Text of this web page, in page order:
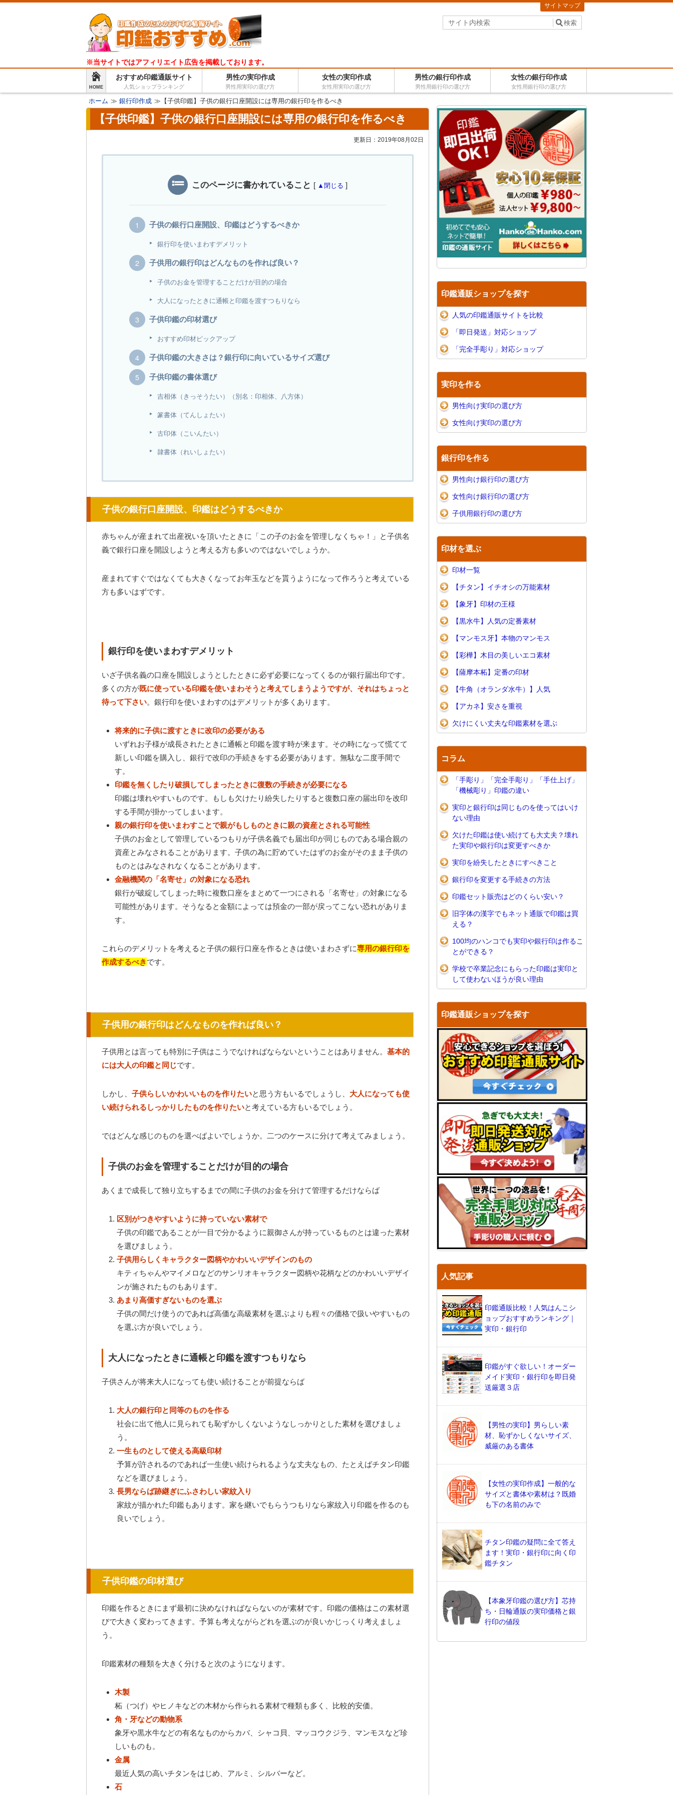
※当サイトではアフィリエイト広告を掲載しております。
HOME
おすすめ印鑑通販サイト
人気ショップランキング
男性の実印作成
男性用実印の選び方
女性の実印作成
女性用実印の選び方
男性の銀行印作成
男性用銀行印の選び方
女性の銀行印作成
女性用銀行印の選び方
サイトマップ
ホーム ≫ 銀行印作成 ≫【子供印鑑】子供の銀行口座開設には専用の銀行印を作るべき
【子供印鑑】子供の銀行口座開設には専用の銀行印を作るべき
更新日： 2019年08月02日
このページに書かれていること [ ▲閉じる ]
子供の銀行口座開設、印鑑はどうするべきか
銀行印を使いまわすデメリット
子供用の銀行印はどんなものを作れば良い？
子供のお金を管理することだけが目的の場合
大人になったときに通帳と印鑑を渡すつもりなら
子供印鑑の印材選び
おすすめ印材ピックアップ
子供印鑑の大きさは？銀行印に向いているサイズ選び
子供印鑑の書体選び
吉相体（きっそうたい）（別名：印相体、八方体）
篆書体（てんしょたい）
古印体（こいんたい）
隷書体（れいしょたい）
子供の銀行口座開設、印鑑はどうするべきか
赤ちゃんが産まれて出産祝いを頂いたときに「この子のお金を管理しなくちゃ！」と子供名
義で銀行口座を開設しようと考える方も多いのではないでしょうか。
産まれてすぐではなくても大きくなってお年玉などを貰うようになって作ろうと考えている
方も多いはずです。
銀行印を使いまわすデメリット
いざ子供名義の口座を開設しようとしたときに必ず必要になってくるのが銀行届出印です。
多くの方が既に使っている印鑑を使いまわそうと考えてしまうようですが、それはちょっと
待って下さい。銀行印を使いまわすのはデメリットが多くあります。
将来的に子供に渡すときに改印の必要がある
いずれお子様が成長されたときに通帳と印鑑を渡す時が来ます。その時になって慌てて
新しい印鑑を購入し、銀行で改印の手続きをする必要があります。無駄な二度手間で
す。
印鑑を無くしたり破損してしまったときに復数の手続きが必要になる
印鑑は壊れやすいものです。もしも欠けたり紛失したりすると復数口座の届出印を改印
する手間が掛かってしまいます。
親の銀行印を使いまわすことで親がもしものときに親の資産とされる可能性
子供のお金として管理しているつもりが子供名義でも届出印が同じものである場合親の
資産とみなされることがあります。子供の為に貯めていたはずのお金がそのまま子供の
ものとはみなされなくなることがあります。
金融機関の「名寄せ」の対象になる恐れ
銀行が破綻してしまった時に複数口座をまとめて一つにされる「名寄せ」の対象になる
可能性があります。そうなると金額によっては預金の一部が戻ってこない恐れがありま
す。
これらのデメリットを考えると子供の銀行口座を作るときは使いまわさずに専用の銀行印を
作成するべきです。
子供用の銀行印はどんなものを作れば良い？
子供用とは言っても特別に子供はこうでなければならないということはありません。 基本的
には大人の印鑑と同じです。
しかし、 子供らしいかわいいものを作りたいと思う方もいるでしょうし、 大人になっても使
い続けられるしっかりしたものを作りたいと考えている方もいるでしょう。
ではどんな感じのものを選べばよいでしょうか。二つのケースに分けて考えてみましょう。
子供のお金を管理することだけが目的の場合
あくまで成長して独り立ちするまでの間に子供のお金を分けて管理するだけならば
区別がつきやすいように持っていない素材で
子供の印鑑であることが一目で分かるように親御さんが持っているものとは違った素材
を選びましょう。
子供用らしくキャラクター図柄やかわいいデザインのもの
キティちゃんやマイメロなどのサンリオキャラクター図柄や花柄などのかわいいデザイ
ンが施されたものもあります。
あまり高価すぎないものを選ぶ
子供の間だけ使うのであれば高価な高級素材を選ぶよりも程々の価格で扱いやすいもの
を選ぶ方が良いでしょう。
大人になったときに通帳と印鑑を渡すつもりなら
子供さんが将来大人になっても使い続けることが前提ならば
大人の銀行印と同等のものを作る
社会に出て他人に見られても恥ずかしくないようなしっかりとした素材を選びましょ
う。
一生ものとして使える高級印材
予算が許されるのであれば一生使い続けられるような丈夫なもの、たとえばチタン印鑑
などを選びましょう。
長男ならば跡継ぎにふさわしい家紋入り
家紋が描かれた印鑑もあります。家を継いでもらうつもりなら家紋入り印鑑を作るのも
良いでしょう。
子供印鑑の印材選び
印鑑を作るときにまず最初に決めなければならないのが素材です。印鑑の価格はこの素材選
びで大きく変わってきます。予算も考えながらどれを選ぶのが良いかじっくり考えましょ
う。
印鑑素材の種類を大きく分けると次のようになります。
木製
柘（つげ）やヒノキなどの木材から作られる素材で種類も多く、比較的安価。
角・牙などの動物系
象牙や黒水牛などの有名なものからカバ、シャコ貝、マッコウクジラ、マンモスなど珍
しいものも。
金属
最近人気の高いチタンをはじめ、アルミ、シルバーなど。
石
印鑑通販ショップを探す
人気の印鑑通販サイトを比較
「即日発送」対応ショップ
「完全手彫り」対応ショップ
実印を作る
男性向け実印の選び方
女性向け実印の選び方
銀行印を作る
男性向け銀行印の選び方
女性向け銀行印の選び方
子供用銀行印の選び方
印材を選ぶ
印材一覧
【チタン】イチオシの万能素材
【象牙】印材の王様
【黒水牛】人気の定番素材
【マンモス牙】本物のマンモス
【彩樺】木目の美しいエコ素材
【薩摩本柘】定番の印材
【牛角（オランダ水牛）】人気
【アカネ】安さを重視
欠けにくい丈夫な印鑑素材を選ぶ
コラム
「手彫り」「完全手彫り」「手仕上げ」
「機械彫り」印鑑の違い
実印と銀行印は同じものを使ってはいけ
ない理由
欠けた印鑑は使い続けても大丈夫？壊れ
た実印や銀行印は変更すべきか
実印を紛失したときにすべきこと
銀行印を変更する手続きの方法
印鑑セット販売はどのくらい安い？
旧字体の漢字でもネット通販で印鑑は買
える？
100均のハンコでも実印や銀行印は作るこ
とができる？
学校で卒業記念にもらった印鑑は実印と
して使わないほうが良い理由
印鑑通販ショップを探す
人気記事
印鑑通販比較！人気はんこシ
ョップおすすめランキング｜
実印・銀行印
印鑑がすぐ欲しい！オーダー
メイド実印・銀行印を即日発
送厳選３店
【男性の実印】男らしい素
材、恥ずかしくないサイズ、
威厳のある書体
【女性の実印作成】一般的な
サイズと書体や素材は？既婚
も下の名前のみで
チタン印鑑の疑問に全て答え
ます！実印・銀行印に向く印
鑑チタン
【本象牙印鑑の選び方】芯持
ち・日輪通販の実印価格と銀
行印の値段